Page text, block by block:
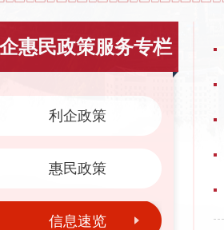
惠民政策服务专栏
利企政策
惠民政策
信息速览